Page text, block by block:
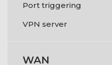
Port triggering
VPN server
WAN